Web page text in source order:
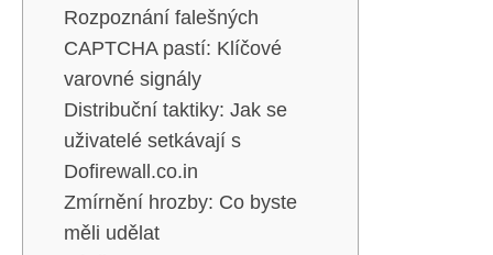
Rozpoznání falešných
CAPTCHA pastí: Klíčové
varovné signály
Distribuční taktiky: Jak se
uživatelé setkávají s
Dofirewall.co.in
Zmírnění hrozby: Co byste
měli udělat